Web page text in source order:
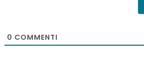
0 COMMENTI